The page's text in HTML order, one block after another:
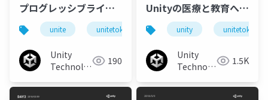
プログレッシブライト
マッパーの真価を発揮
する秘訣
unite unitetokyo unitetokyo2018
Unity
Technologies 190
Unityの医療と教育への
応用 ～ちょっと人を助
けてみませんか？～
unity unitetokyo
Unity
Technologies 1.5K